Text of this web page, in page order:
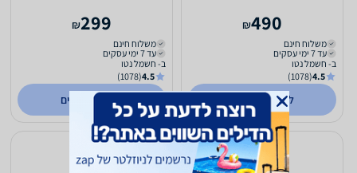
490
₪
משלוח חינם
עד 7 ימי עסקים
ב- חשמל נטו
4.5
(1078)
לפרטים נוספים
299
₪
משלוח חינם
עד 7 ימי עסקים
ב- חשמל נטו
4.5
(1078)
לפרטים נוספים